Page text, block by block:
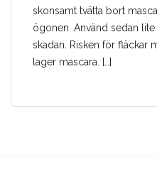
skonsamt tvätta bort
ögonen. Använd sedan
skadan. Risken för fläckar
lager mascara. […]